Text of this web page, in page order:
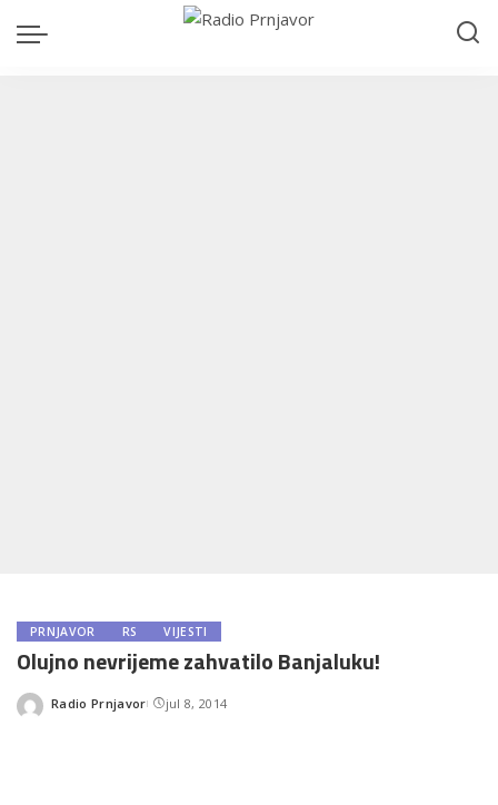
PRNJAVOR RS VIJESTI
Olujno nevrijeme zahvatilo Banjaluku!
Posted
Radio Prnjavor jul 8, 2014